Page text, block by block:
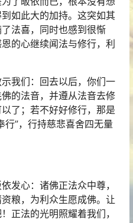
如此大的加持。这突如其
法喜，同时也感到很惭
的心继续闻法与修行，利
我们：回去以后，你们一
的法音，并遵从法音去修
了；若不好好修行，那是
行”，行持慈悲喜舍四无量
发心：诸佛正法众中尊，
粮，为利众生愿成佛。让
正法的光明照耀着我们，